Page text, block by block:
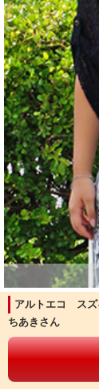
アルトエコ スズ
ちあきさん